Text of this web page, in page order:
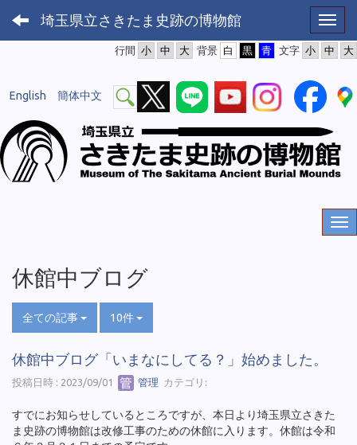
埼玉県立さきたま史跡の博物館
文字
背景
行間
English 簡体中文
休館中ブログ
全ての記事 10件
休館中ブログ「いまなにしてる？」始めました。
投稿日時 : 2023/09/01 管理 カテゴリ:
すでにお知らせしているところですが、本日より埼玉県立さきた
ま史跡の博物館は改修工事のための休館に入ります。休館は令和